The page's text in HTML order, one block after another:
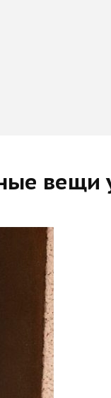
вещи